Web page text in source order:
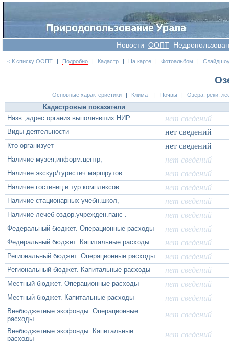
Новости OOПT
< К списку ООПТ | Подробно | Кадастр | На карте | Фотоальбом |
Основные характеристики Климат Почвы Озера, реки,
Кадастровые показатели
Назв.,адрес организ.выполнявших НИР
нет сведений
Виды деятельности нет сведений
Кто организует нет сведений
Наличие музея,информ.центр, нет сведений
Наличие экскур/туристич.маршрутов нет сведений
Наличие гостиниц.и тур.комплексов нет сведений
Наличие стационарных учебн.школ, нет сведений
Наличие лечеб-оздор.учрежден.панс . нет сведений
Федеральный бюджет. Операционные расходы нет сведений
Федеральный бюджет. Капитальные расходы нет сведений
Региональный бюджет. Операционные расходы нет сведений
Региональный бюджет. Капитальные расходы нет сведений
Местный бюджет. Операционные расходы нет сведений
Местный бюджет. Капитальные расходы нет сведений
Внебюджетные экофонды. Операционные
расходы
нет сведений
Внебюджетные экофонды. Капитальные
расходы
нет сведений